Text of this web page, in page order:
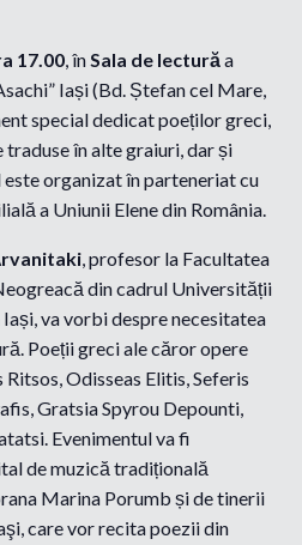
17.00, înSala de lecturăa
Iași (Bd. Ștefan cel Mare,
special dedicat poeților greci,
în alte graiuri, dar și
organizat în parteneriat cu
a Uniunii Elene din România.
, profesor la Facultatea
din cadrul Universității
Iași, va vorbi despre necesitatea
Poeții greci ale căror opere
Odisseas Elitis, Seferis
Gratsia Spyrou Depounti,
Evenimentul va fi
de muzică tradițională
Marina Porumb și de tinerii
care vor recita poezii din